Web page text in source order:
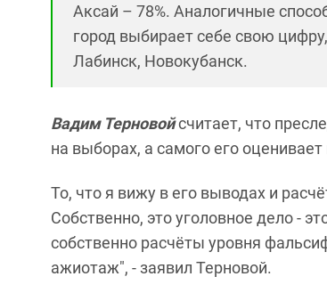
Аксай – 78%. Аналогичные
город выбирает себе свою
Лабинск, Новокубанск.
Вадим Терновойсчитает, что
на выборах, а самого его
То, что я вижу в его выводах и
Собственно, это уголовное дело -
собственно расчёты уровня
ажиотаж", - заявил Терновой.